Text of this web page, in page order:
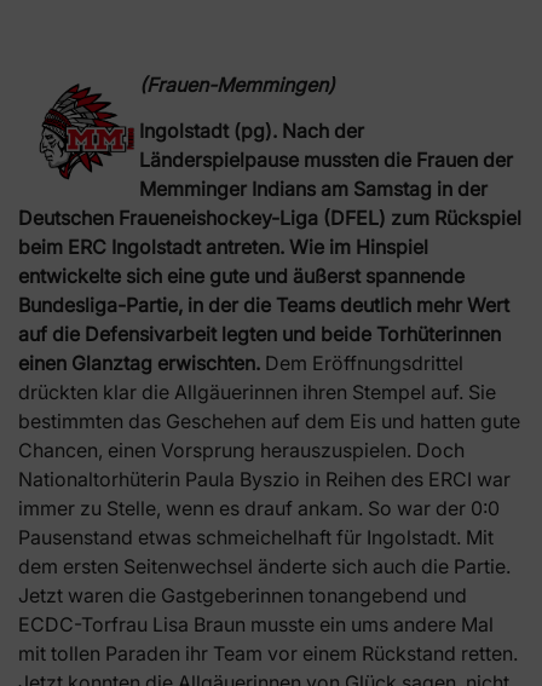
(Frauen-Memmingen)
Ingolstadt (pg). Nach der
Länderspielpause mussten die Frauen der
Memminger Indians am Samstag in der
Deutschen Fraueneishockey-Liga (DFEL) zum Rückspiel
beim ERC Ingolstadt antreten. Wie im Hinspiel
entwickelte sich eine gute und äußerst spannende
Bundesliga-Partie, in der die Teams deutlich mehr Wert
auf die Defensivarbeit legten und beide Torhüterinnen
einen Glanztag erwischten. Dem Eröffnungsdrittel
drückten klar die Allgäuerinnen ihren Stempel auf. Sie
bestimmten das Geschehen auf dem Eis und hatten gute
Chancen, einen Vorsprung herauszuspielen. Doch
Nationaltorhüterin Paula Byszio in Reihen des ERCI war
immer zu Stelle, wenn es drauf ankam. So war der 0:0
Pausenstand etwas schmeichelhaft für Ingolstadt. Mit
dem ersten Seitenwechsel änderte sich auch die Partie.
Jetzt waren die Gastgeberinnen tonangebend und
ECDC-Torfrau Lisa Braun musste ein ums andere Mal
mit tollen Paraden ihr Team vor einem Rückstand retten.